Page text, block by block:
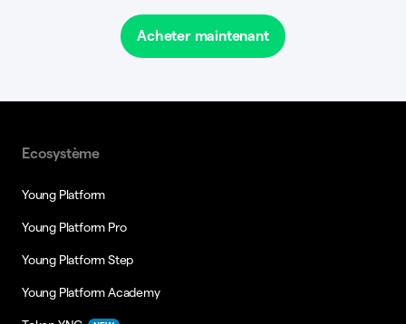
Acheter maintenant
Ecosystème
Young Platform
Young Platform Pro
Young Platform Step
Young Platform Academy